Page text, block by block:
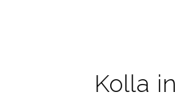
Kolla